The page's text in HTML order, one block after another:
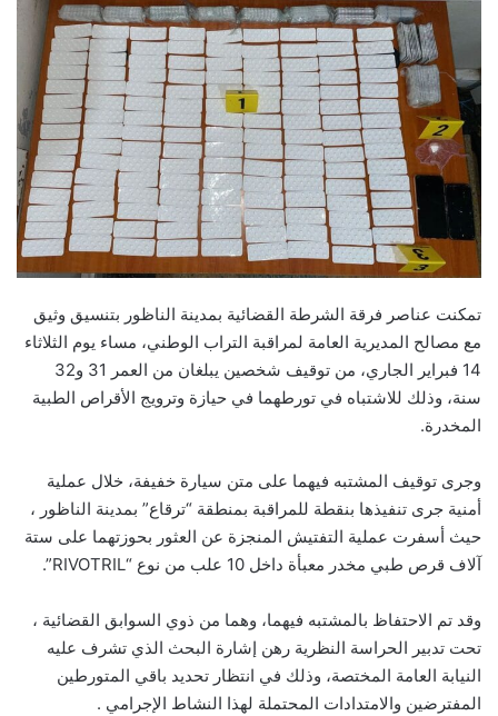
تمكنت عناصر فرقة الشرطة القضائية بمدينة الناظور بتنسيق وثيق
مع مصالح المديرية العامة لمراقبة التراب الوطني، مساء يوم الثلاثاء
14 فبراير الجاري، من توقيف شخصين يبلغان من العمر 31 و32
سنة، وذلك للاشتباه في تورطهما في حيازة وترويج الأقراص الطبية
المخدرة.
وجرى توقيف المشتبه فيهما على متن سيارة خفيفة، خلال عملية
أمنية جرى تنفيذها بنقطة للمراقبة بمنطقة “ترقاع” بمدينة الناظور ،
حيث أسفرت عملية التفتيش المنجزة عن العثور بحوزتهما على ستة
آلاف قرص طبي مخدر معبأة داخل 10 علب من نوع “RIVOTRIL”.
وقد تم الاحتفاظ بالمشتبه فيهما، وهما من ذوي السوابق القضائية ،
تحت تدبير الحراسة النظرية رهن إشارة البحث الذي تشرف عليه
النيابة العامة المختصة، وذلك في انتظار تحديد باقي المتورطين
المفترضين والامتدادات المحتملة لهذا النشاط الإجرامي .